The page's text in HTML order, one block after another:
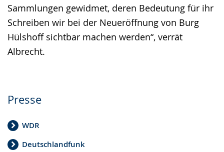
Sammlungen gewidmet, deren Bedeutung für ihr
Schreiben wir bei der Neueröffnung von Burg
Hülshoff sichtbar machen werden“, verrät
Albrecht.
Presse
WDR
Deutschlandfunk